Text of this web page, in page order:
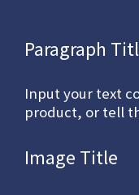
Paragraph
Input your text
product, or tell
Image Title